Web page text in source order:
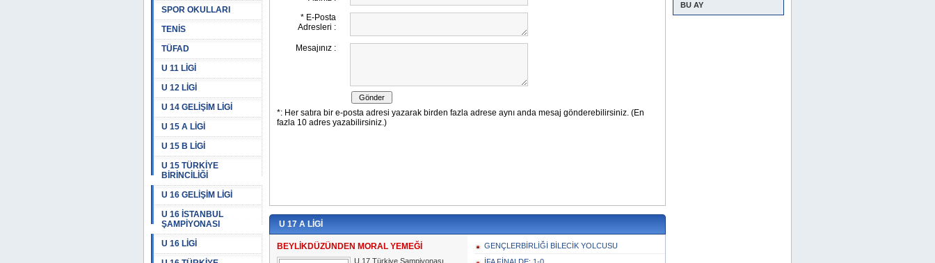
SPOR OKULLARI
TENİS
TÜFAD
U 11 LİGİ
U 12 LİGİ
U 14 GELİŞİM LİGİ
U 15 A LİGİ
U 15 B LİGİ
U 15 TÜRKİYE
BİRİNCİLİĞİ
U 16 GELİŞİM LİGİ
U 16 İSTANBUL
ŞAMPİYONASI
U 16 LİGİ
U 17 A LİGİ
BEYLİKDÜZÜNDEN MORAL YEMEĞİ
U 17 Türkiye Şampiyonası
GENÇLERBİRLİĞİ BİLECİK YOLCUSU
BU AY